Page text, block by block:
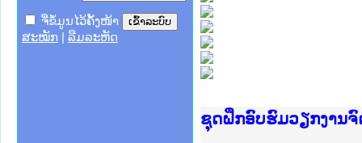
ຈື່ຂໍ້ມູນໄວ້ຄັ້ງໜ້າ
ສະໝັກ
ລືມລະຫັດ
Ministry of Justice
ເຜີຍແຜ່ວັບໄຊຈົດໝາຍ
ກະຊວງຍຸຕິທຳ
ຊຸດຝຶກອົບຮົມວຽກງານ
ກອງປະຊຸມທົບທວນຄືນ
ຝຶກອົບຮົມ ຜູ່ປະສານງາ
ຝຶກອົບຮົມ ຜູ່ປະສານງາ
ເຜີຍແຜ່ແອັບກົດໝາຍລ
ເຜີຍແຜ່ແອັບກົດໝາຍລ
ຍົກລະດັບວຽກງານຈົດ
ຊຸດຝຶກອົບຮົມວຽກງານ